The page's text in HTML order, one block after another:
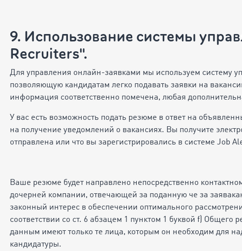
9. Использование системы
Recruiters".
Для управления онлайн-заявками мы используем систему
позволяющую кандидатам легко подавать заявки на
информация соответственно помечена, любая
У вас есть возможность подать резюме в ответ на
на получение уведомлений о вакансиях. Вы получите
отправлена или что вы зарегистрировались в системе Job
Ваше резюме будет направлено непосредственно
дочерней компании, отвечающей за поданную че за
законный интерес в обеспечении оптимального
соответствии со ст. 6 абзацем 1 пунктом 1 буквой f)
данным имеют только те лица, которым он необходим для
кандидатуры.